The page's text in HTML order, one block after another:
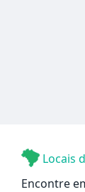
Locais
Encontre